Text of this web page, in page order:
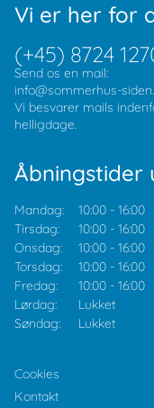
Vi er her for
(+45) 8724
Send os en mail:
info@sommerhus-
Vi besvarer mails
helligdage.
Åbningstider
Mandag: 10:00 - 16:00
Tirsdag:
10:00 - 16:00
Onsdag:
10:00 - 16:00
Torsdag:
10:00 - 16:00
Fredag:
10:00 - 16:00
Lørdag:
Lukket
Søndag:
Lukket
Cookies
Kontakt